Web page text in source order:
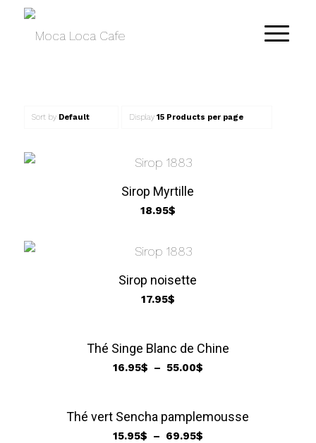
Sort by Default Display 15 Products per page
Sirop Myrtille
18.95$
Sirop noisette
17.95$
Thé Singe Blanc de Chine
16.95$ – 55.00$Plage
16.95$
à
Thé vert Sencha pamplemousse
15.95$ – 69.95$Plage